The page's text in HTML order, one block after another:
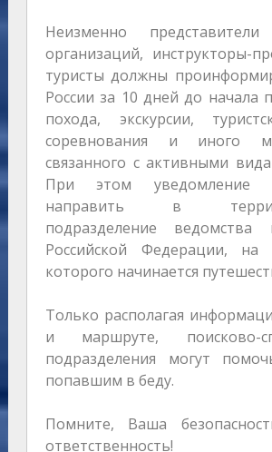
Неизменно представители
организаций, инструкторы-
туристы должны
России за 10 дней до начала
похода, экскурсии,
соревнования и иного
связанного с активными
При этом уведомление
направить в
подразделение ведомства
Российской Федерации, на
которого начинается
Только располагая
и маршруте, поисково-
подразделения могут
попавшим в беду.
Помните, Ваша
ответственность!